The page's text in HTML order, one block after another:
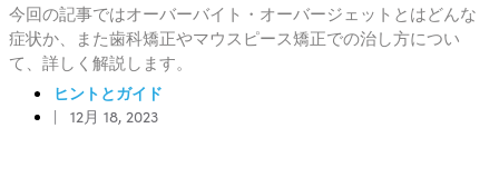
今回の記事ではオーバーバイト・オーバージェットとはどんな
症状か、また歯科矯正やマウスピース矯正での治し方につい
て、詳しく解説します。
ヒントとガイド
|
12月 18, 2023